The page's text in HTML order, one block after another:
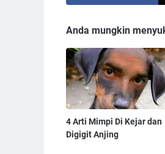
Anda mungkin
4 Arti Mimpi Di Kejar dan
Digigit Anjing